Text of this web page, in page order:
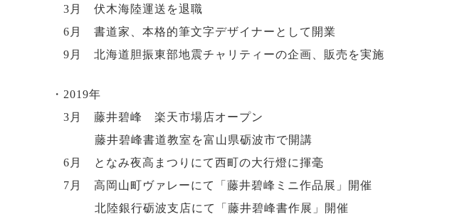
3月 伏木海陸運送を退職
6月 書道家、本格的筆文字デザイナーとして開業
9月 北海道胆振東部地震チャリティーの企画、販売を実施
・2019年
3月 藤井碧峰 楽天市場店オープン
藤井碧峰書道教室を富山県砺波市で開講
6月 となみ夜高まつりにて西町の大行燈に揮毫
7月 高岡山町ヴァレーにて「藤井碧峰ミニ作品展」開催
北陸銀行砺波支店にて「藤井碧峰書作展」開催